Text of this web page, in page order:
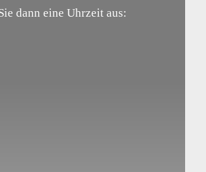
dann eine Uhrzeit aus: